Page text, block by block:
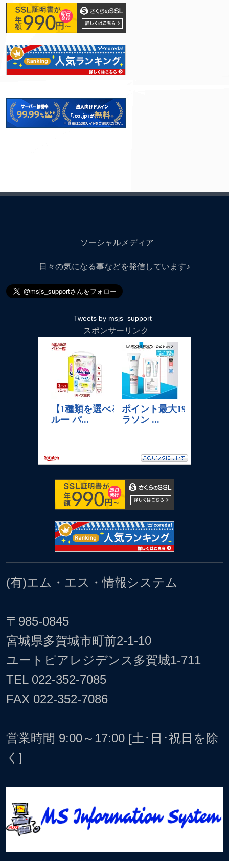
ソーシャルメディア
日々の気になる事などを発信しています♪
Tweets by msjs_support
スポンサーリンク
(有)エム・エス・情報システム
〒985-0845
宮城県多賀城市町前2-1-10
ユートピアレジデンス多賀城1-711
TEL 022-352-7085
FAX 022-352-7086
営業時間 9:00～17:00 [土･日･祝日を除
く]